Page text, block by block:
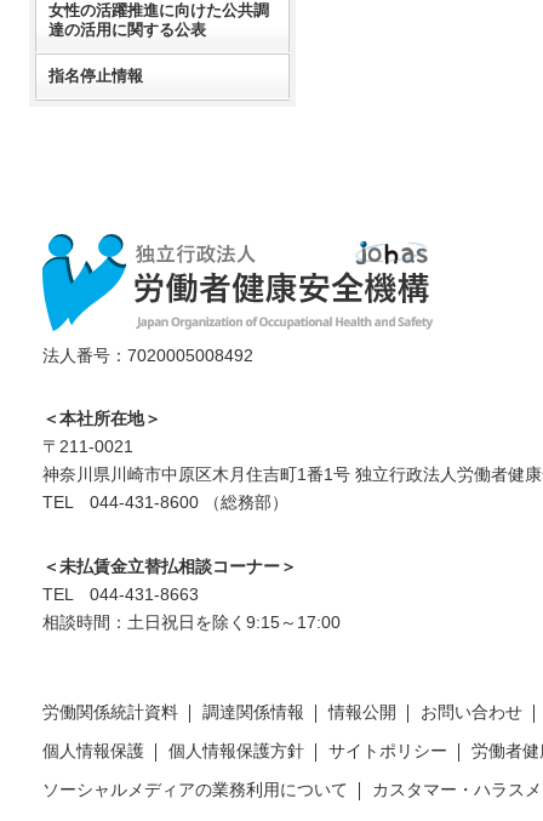
女性の活躍推進に向けた公共調
達の活用に関する公表
指名停止情報
法人番号：7020005008492
＜本社所在地＞
〒211-0021
神奈川県川崎市中原区木月住吉町1番1号 独立行政法人労働者健
TEL 044-431-8600 （総務部）
＜未払賃金立替払相談コーナー＞
TEL 044-431-8663
相談時間：土日祝日を除く9:15～17:00
労働関係統計資料 調達関係情報 情報公開
お問い合わせ
個人情報保護
個人情報保護方針 サイトポリシー
労働者
ソーシャルメディアの業務利用について
カスタマー・ハラス